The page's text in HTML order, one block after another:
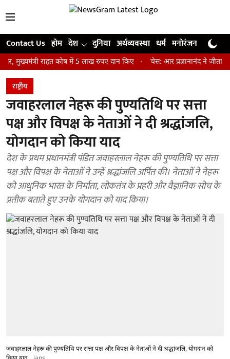
Contact Us होम देश दुनिया अर्थव्यवस्था धर्म मनोरंजन खेल
राहत कोष में 5 लाख रुपए दान किए चेस: आर प्रज्ञानानंद ने जीता सेंट लुइस
राष्ट्रीय
जवाहरलाल नेहरू की पुण्यतिथि पर सत्ता
पक्ष और विपक्ष के नेताओं ने दी श्रद्धांजलि,
योगदान को किया याद
देश के प्रथम प्रधानमंत्री पंडित जवाहरलाल नेहरू की पुण्यतिथि पर सत्ता
पक्ष और विपक्ष के नेताओं ने उन्हें श्रद्धांजलि अर्पित की। नेताओं ने नेहरू
को आधुनिक भारत के निर्माता, लोकतंत्र के प्रहरी और वैज्ञानिक सोच के
प्रतीक बताते हुए उनके योगदान को याद किया।
जवाहरलाल नेहरू की पुण्यतिथि पर सत्ता पक्ष और विपक्ष के नेताओं ने दी श्रद्धांजलि, योगदान को